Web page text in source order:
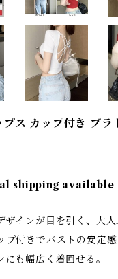
ス カップ付き ブラ
shipping available
ザインが目を引く、大
プ付きでバストの安定
にも幅広く着回せる。